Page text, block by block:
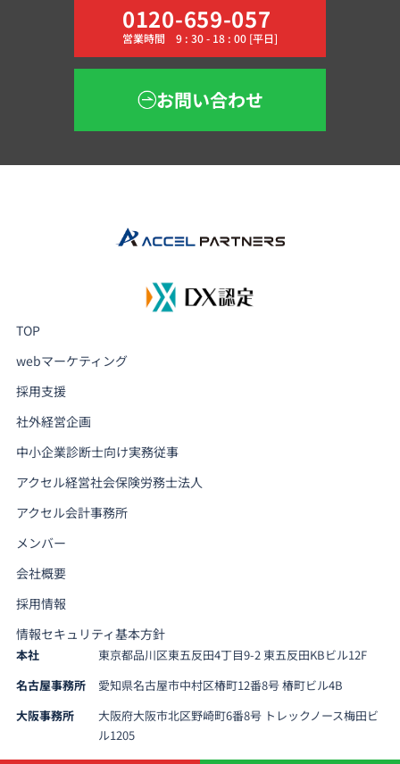
0120-659-057
営業時間 9 : 30 - 18 : 00 [平日]
お問い合わせ
TOP
webマーケティング
採用支援
社外経営企画
中小企業診断士向け実務従事
アクセル経営社会保険労務士法人
アクセル会計事務所
メンバー
会社概要
採用情報
情報セキュリティ基本方針
本社
東京都品川区東五反田4丁目9-2 東五反田KBビル12F
名古屋事務所
愛知県名古屋市中村区椿町12番8号 椿町ビル4B
大阪事務所
大阪府大阪市北区野崎町6番8号 トレックノース梅田ビ
ル1205